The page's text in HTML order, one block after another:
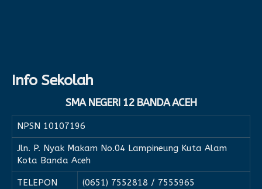
Info Sekolah
SMA NEGERI 12 BANDA ACEH
NPSN 10107196
Jln. P. Nyak Makam No.04 Lampineung Kuta Alam
Kota Banda Aceh
TELEPON (0651) 7552818 / 7555965